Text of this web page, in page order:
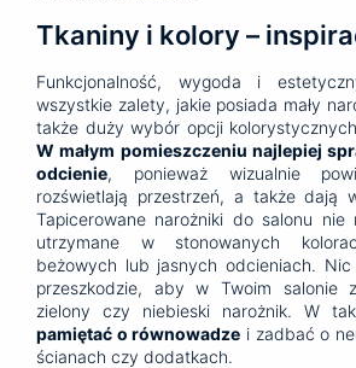
Tkaniny i kolory –
Funkcjonalność, wygoda i
wszystkie zalety, jakie posiada mały
także duży wybór opcji
W małym pomieszczeniu najlepiej
odcienie, ponieważ wizualnie
rozświetlają przestrzeń, a także dają
Tapicerowane narożniki do salonu
utrzymane w stonowanych
beżowych lub jasnych odcieniach.
przeszkodzie, aby w Twoim salonie
zielony czy niebieski narożnik. W
pamiętać o równowadze i zadbać o
ścianach czy dodatkach.